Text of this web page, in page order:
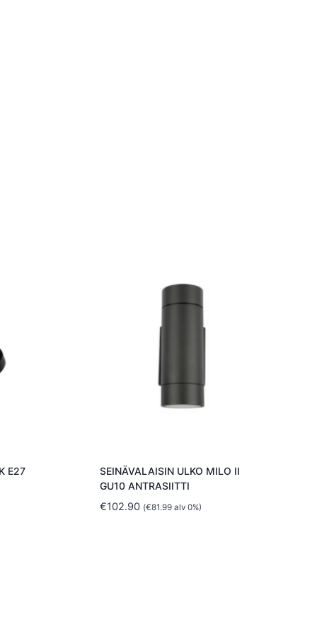
E27
SEINÄVALAISIN ULKO MILO II
GU10 ANTRASIITTI
€102.90 (€81.99 alv 0%)